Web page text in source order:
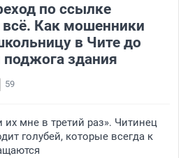
по ссылке
Как мошенники
в Чите до
здания
59
их мне в третий раз». Читинец
голубей, которые всегда к